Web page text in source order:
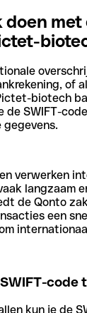
doen met
of
biotech
de SWIFT-
gegevens.
verwerken
langzaam
de Qonto
een
code
kun je de